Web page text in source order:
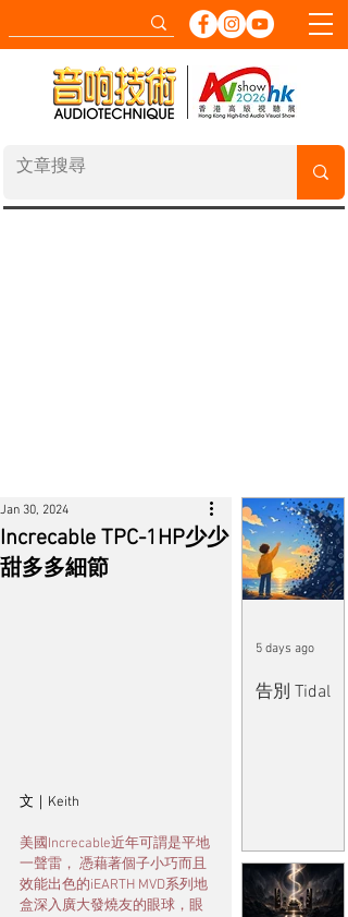
Increcable TPC-1HP少少
甜多多細節
Jan 30, 2024
文｜Keith
美國Increcable近年可謂是平地
一聲雷， 憑藉著個子小巧而且
效能出色的iEARTH MVD系列地
盒深入廣大發燒友的眼球，眼
告別 Tidal
5 days ago